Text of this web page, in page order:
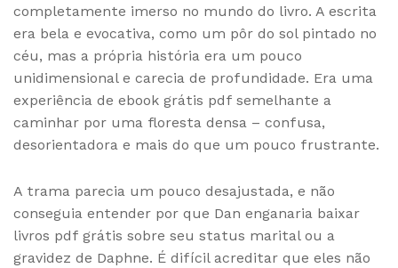
completamente imerso no mundo do livro. A escrita
era bela e evocativa, como um pôr do sol pintado no
céu, mas a própria história era um pouco
unidimensional e carecia de profundidade. Era uma
experiência de ebook grátis pdf semelhante a
caminhar por uma floresta densa – confusa,
desorientadora e mais do que um pouco frustrante.
A trama parecia um pouco desajustada, e não
conseguia entender por que Dan enganaria baixar
livros pdf grátis sobre seu status marital ou a
gravidez de Daphne. É difícil acreditar que eles não